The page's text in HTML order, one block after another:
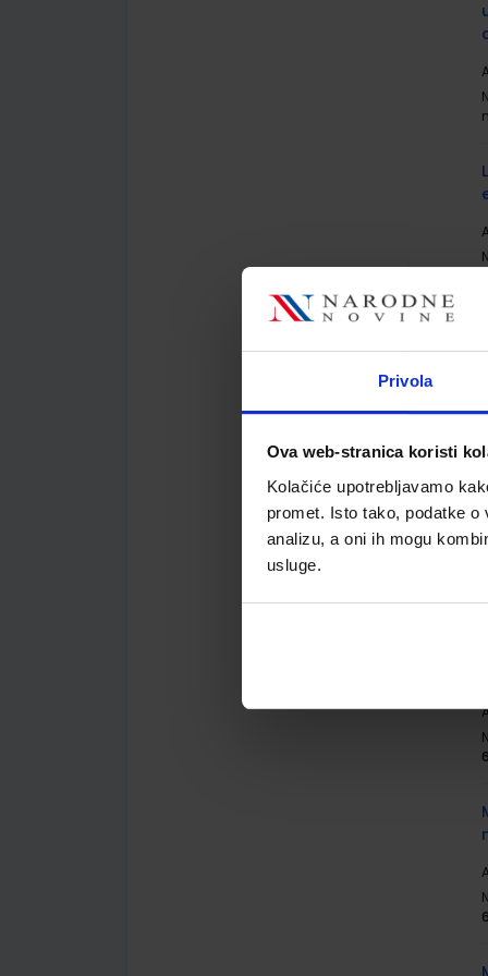
Privola
Ova web-stranica koristi
Kolačiće upotrebljavamo
promet. Isto tako, podatke
analizu, a oni ih mogu
usluge.